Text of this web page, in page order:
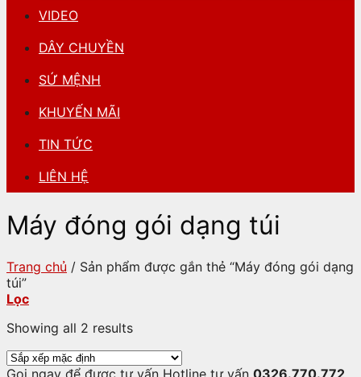
VIDEO
DÂY CHUYỀN
SỨ MỆNH
KHUYẾN MÃI
TIN TỨC
LIÊN HỆ
Máy đóng gói dạng túi
Trang chủ / Sản phẩm được gắn thẻ “Máy đóng gói dạng
túi”
Lọc
Showing all 2 results
Gọi ngay để được tư vấn Hotline tư vấn 0326.770.772